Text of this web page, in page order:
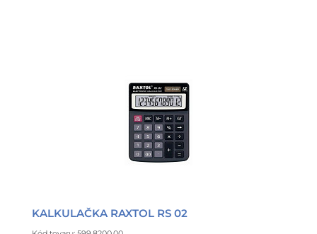
KALKULAČKA RAXTOL RS 02